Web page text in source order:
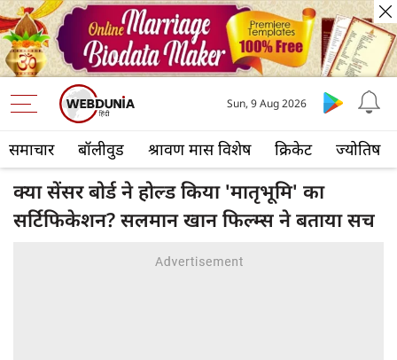
समाचार बॉलीवुड श्रावण मास विशेष क्रिकेट ज्योतिष
Sun, 9 Aug 2026
क्या सेंसर बोर्ड ने होल्ड किया 'मातृभूमि' का
सर्टिफिकेशन? सलमान खान फिल्म्स ने बताया सच